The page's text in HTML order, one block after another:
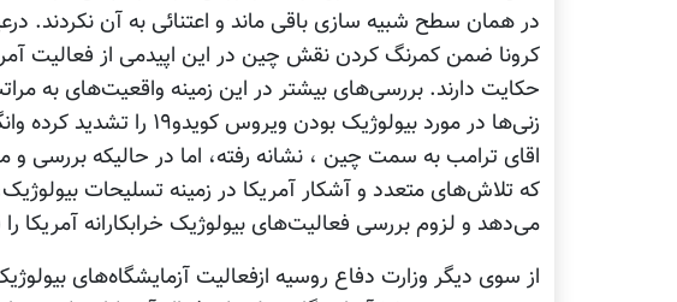
در همان سطح شبیه سازی باقی ماند و اعتنائی به آن نکردند.
کرونا ضمن کمرنگ کردن نقش چین در این اپیدمی از فعالیت
حکایت دارند. بررسی‌های بیشتر در این زمینه واقعیت‌های به
زنی‌ها در مورد بیولوژیک
اقای ترامب به سمت چین ، نشانه رفته، اما در حالیکه بررسی
که تلاش‌های متعدد و آشکار آمریکا در زمینه تسلیحات
می‌دهد و لزوم بررسی فعالیت‌های بیولوژیک خرابکارانه
از سوی دیگر وزارت دفاع روسیه ازفعالیت آزمایشگاه‌های